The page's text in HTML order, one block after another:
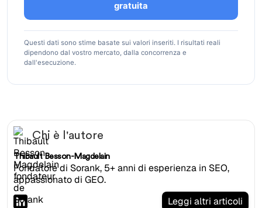
gratuita
Questi dati sono stime basate sui valori inseriti. I risultati reali
dipendono dal vostro mercato, dalla concorrenza e
dall'esecuzione.
Chi è l'autore
Thibault Besson-Magdelain
Fondatore di Sorank, 5+ anni di esperienza in SEO,
appassionato di GEO.
Leggi altri articoli